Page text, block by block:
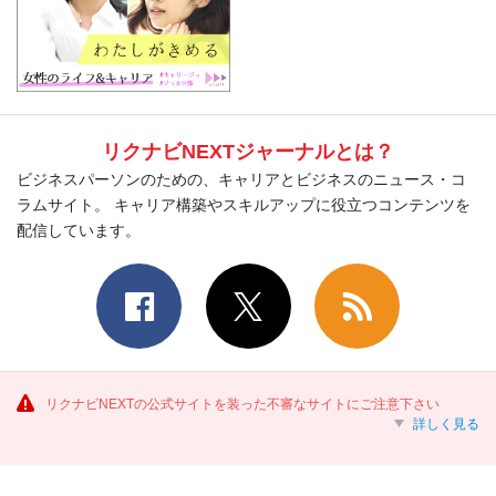
リクナビNEXTジャーナルとは？
ビジネスパーソンのための、キャリアとビジネスのニュース・コ
ラムサイト。 キャリア構築やスキルアップに役立つコンテンツを
配信しています。
リクナビNEXTの公式サイトを装った不審なサイトにご注意下さい
詳しく見る